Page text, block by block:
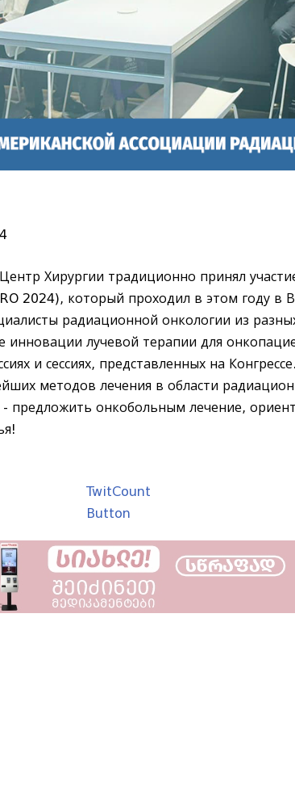
Хирургии традиционно принял
2024), который проходил в этом году в
радиационной онкологии из
инновации лучевой терапии для
и сессиях, представленных на
методов лечения в области
предложить онкобольным лечение,
TwitCount
Button